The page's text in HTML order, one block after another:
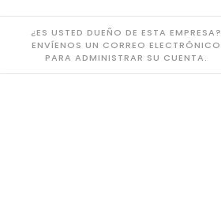
¿ES USTED DUEÑO DE ESTA EMPRESA?
ENVÍENOS UN CORREO ELECTRÓNICO
PARA ADMINISTRAR SU CUENTA.